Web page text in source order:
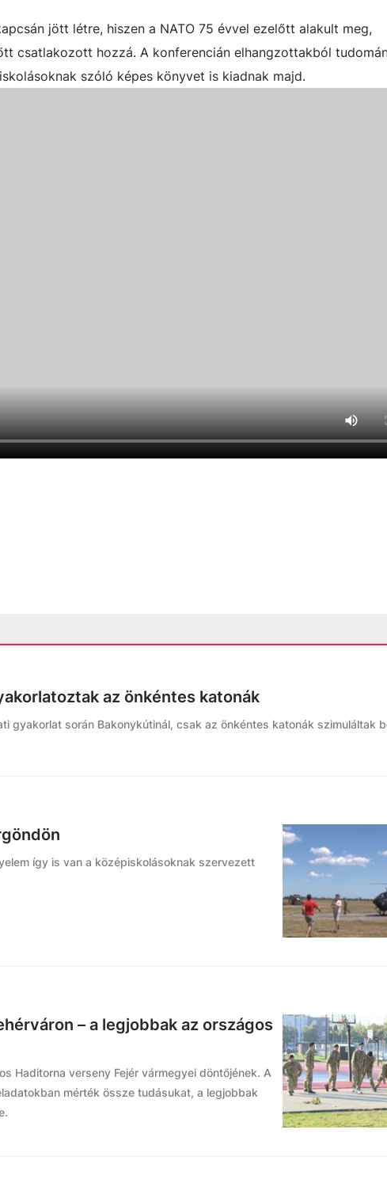
jött létre, hiszen a NATO 75 évvel ezelőtt alakult meg,
csatlakozott hozzá. A konferencián elhangzottakból
szóló képes könyvet is kiadnak majd.
az önkéntes katonák
gyakorlat során Bakonykútinál, csak az önkéntes katonák szimuláltak
így is van a középiskolásoknak szervezett
– a legjobbak az országos
Haditorna verseny Fejér vármegyei döntőjének. A
mérték össze tudásukat, a legjobbak